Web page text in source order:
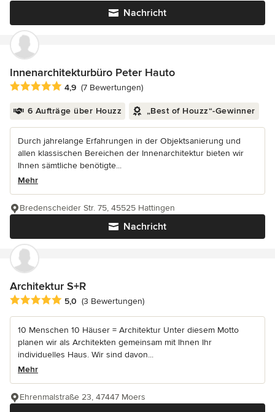
Nachricht
Innenarchitekturbüro Peter Hauto
Durchschnittliche Bewertung: 4.9 von 5 Sternen
4,9 (7 Bewertungen)
6 Aufträge über Houzz „Best of Houzz“-Gewinner
Durch jahrelange Erfahrungen in der Objektsanierung und
allen klassischen Bereichen der Innenarchitektur bieten wir
Ihnen sämtliche benötigte...
Mehr
Nachricht
Bredenscheider Str. 75, 45525 Hattingen
Architektur S+R
Durchschnittliche Bewertung: 5 von 5 Sternen
5,0 (3 Bewertungen)
10 Menschen 10 Häuser = Architektur Unter diesem Motto
planen wir als Architekten gemeinsam mit Ihnen Ihr
individuelles Haus. Wir sind davon...
Mehr
Ehrenmalstraße 23, 47447 Moers